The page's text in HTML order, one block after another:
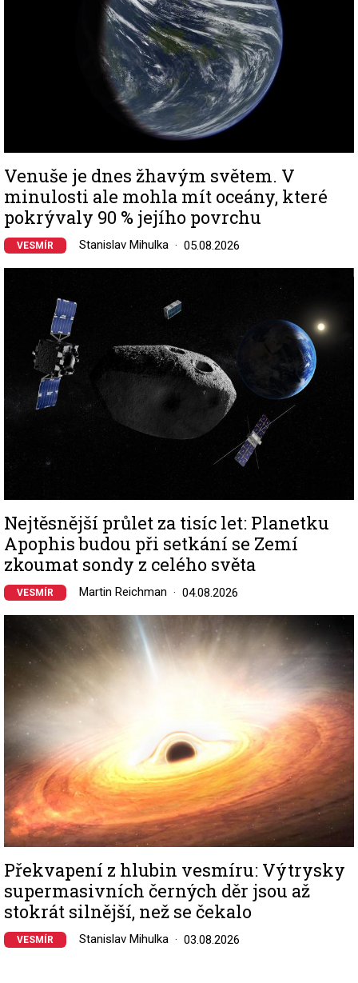
Venuše je dnes žhavým světem. V
minulosti ale mohla mít oceány, které
pokrývaly 90 % jejího povrchu
VESMÍR Stanislav Mihulka 05.08.2026
Nejtěsnější průlet za tisíc let: Planetku
Apophis budou při setkání se Zemí
zkoumat sondy z celého světa
VESMÍR Martin Reichman 04.08.2026
Image
Překvapení z hlubin vesmíru: Výtrysky
supermasivních černých děr jsou až
stokrát silnější, než se čekalo
VESMÍR Stanislav Mihulka 03.08.2026